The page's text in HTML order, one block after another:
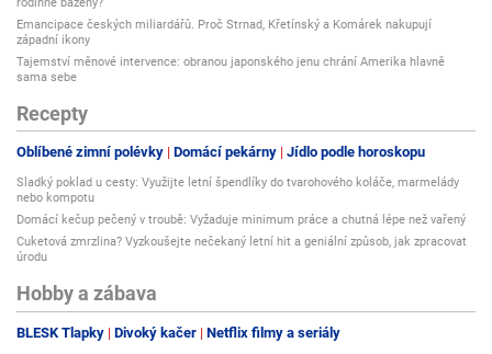
Emancipace českých miliardářů. Proč Strnad, Křetínský a Komárek nakupují
západní ikony
Tajemství měnové intervence: obranou japonského jenu chrání Amerika hlavně
sama sebe
Recepty
Oblíbené zimní polévky Domácí pekárny Jídlo podle horoskopu
Sladký poklad u cesty: Využijte letní špendlíky do tvarohového koláče, marmelády
nebo kompotu
Domácí kečup pečený v troubě: Vyžaduje minimum práce a chutná lépe než vařený
Cuketová zmrzlina? Vyzkoušejte nečekaný letní hit a geniální způsob, jak zpracovat
úrodu
Hobby a zábava
BLESK Tlapky Divoký kačer Netflix filmy a seriály